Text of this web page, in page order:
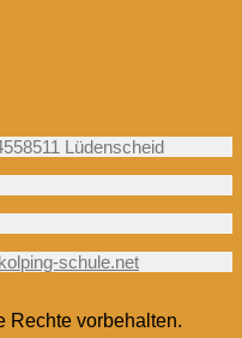
Lüdenscheid
schule.net
Rechte vorbehalten.